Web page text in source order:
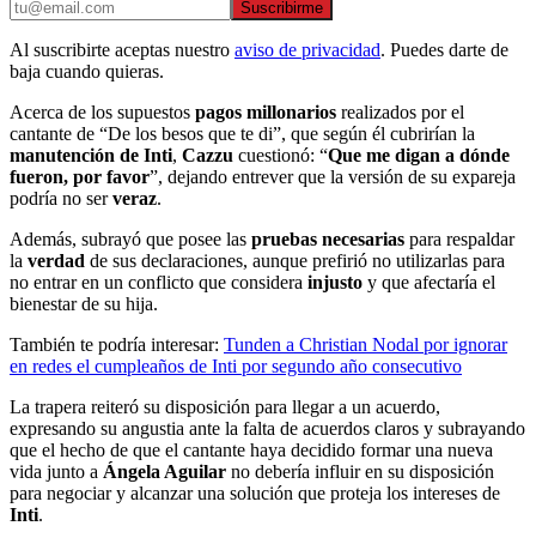
Suscribirme
Al suscribirte aceptas nuestro aviso de privacidad. Puedes darte de
baja cuando quieras.
Acerca de los supuestos pagos millonarios realizados por el
cantante de “De los besos que te di”, que según él cubrirían la
manutención de Inti, Cazzu cuestionó: “Que me digan a dónde
fueron, por favor”, dejando entrever que la versión de su expareja
podría no serveraz.
Además, subrayó que posee las pruebas necesarias para respaldar
la verdad de sus declaraciones, aunque prefirió no utilizarlas para
no entrar en un conflicto que considera injusto y que afectaría el
bienestar de su hija.
También te podría interesar: Tunden a Christian Nodal por ignorar
en redes el cumpleaños de Inti por segundo año consecutivo
La trapera reiteró su disposición para llegar a un acuerdo,
expresando su angustia ante la falta de acuerdos claros y subrayando
que el hecho de que el cantante haya decidido formar una nueva
vida junto a Ángela Aguilar no debería influir en su disposición
para negociar y alcanzar una solución que proteja los intereses de
Inti.